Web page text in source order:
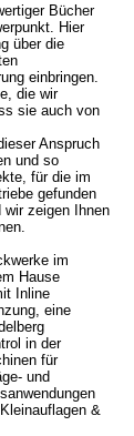
Bücher
Hier
über die
einbringen.
die wir
sie auch von
Anspruch
und so
für die im
gefunden
wir zeigen Ihnen
im
Hause
Inline
eine
in der
für
und
&